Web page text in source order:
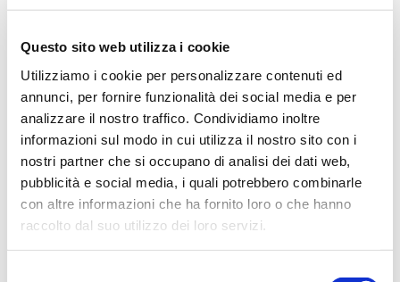
Questo sito web utilizza i cookie
Utilizziamo i cookie per personalizzare contenuti ed
annunci, per fornire funzionalità dei social media e per
analizzare il nostro traffico. Condividiamo inoltre
informazioni sul modo in cui utilizza il nostro sito con i
nostri partner che si occupano di analisi dei dati web,
pubblicità e social media, i quali potrebbero combinarle
con altre informazioni che ha fornito loro o che hanno
raccolto dal suo utilizzo dei loro servizi.